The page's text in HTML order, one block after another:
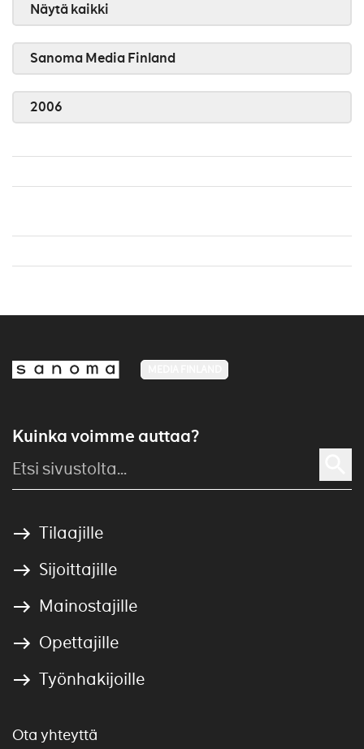
Näytä kaikki
Sanoma Media Finland
2006
Kuinka voimme auttaa?
Tilaajille
Sijoittajille
Mainostajille
Opettajille
Työnhakijoille
Ota yhteyttä